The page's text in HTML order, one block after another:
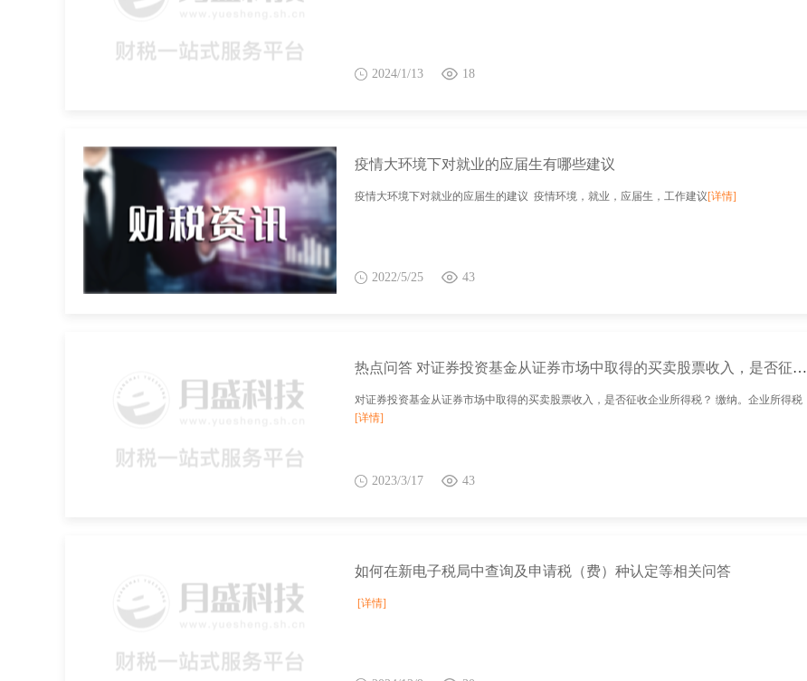
2024/1/13 18
疫情大环境下对就业的应届生有哪些建议
疫情大环境下对就业的应届生的建议 疫情环境，就业，应届生，工作建议[详情]
2022/5/25 43
热点问答 对证券投资基金从证券市场中取得的买卖股票收入，是否征收企业所得税？
对证券投资基金从证券市场中取得的买卖股票收入，是否征收企业所得税？ 缴纳。企业所得税
[详情]
2023/3/17 43
如何在新电子税局中查询及申请税（费）种认定等相关问答
[详情]